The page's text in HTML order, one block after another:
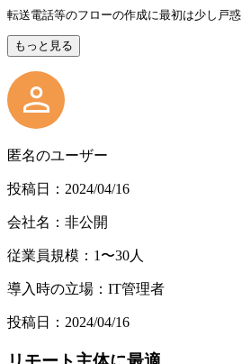
転送電話等のフローの作成に最初は少し戸
もっと見る
匿名のユーザー
投稿日：2024/04/16
会社名：非公開
従業員規模：1〜30人
導入時の立場：IT管理者
投稿日：2024/04/16